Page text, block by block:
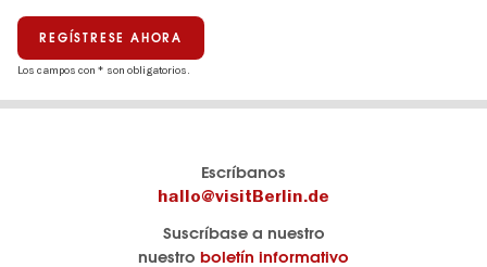
Your Birthday
Your Link
Los campos con * son obligatorios.
Escríbanos
hallo@visitBerlin.de
Suscríbase a nuestro
nuestro boletín informativo